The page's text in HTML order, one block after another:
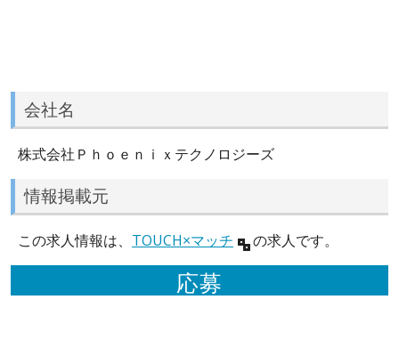
会社名
株式会社Ｐｈｏｅｎｉｘテクノロジーズ
情報掲載元
この求人情報は、 TOUCH×マッチ の求人です。
応募